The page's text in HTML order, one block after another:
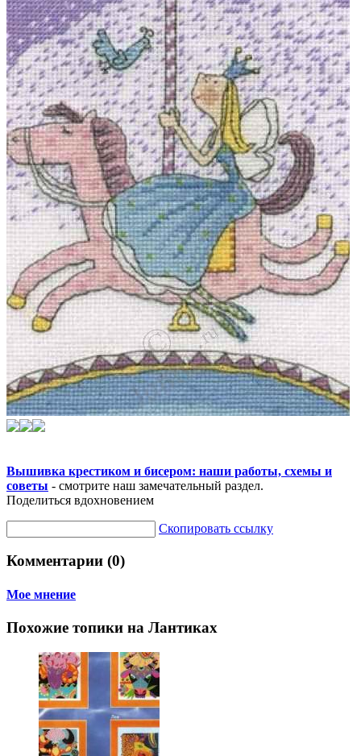
Вышивка крестиком и бисером: наши работы, схемы и
советы - смотрите наш замечательный раздел.
Поделиться вдохновением
Скопировать ссылку
Комментарии (0)
Мое мнение
Похожие топики на Лантиках